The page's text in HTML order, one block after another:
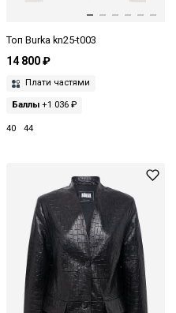
Топ Burka kn25-t003
14 800 ₽
Плати частями
Баллы+1 036 ₽
40 44